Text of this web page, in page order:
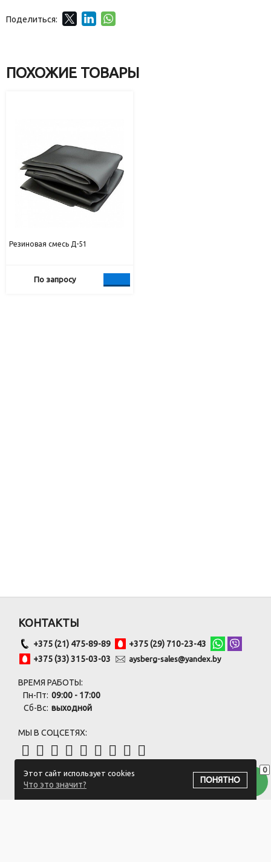
Поделиться:
ПОХОЖИЕ ТОВАРЫ
Резиновая смесь Д-51
По запросу
0
Этот сайт использует cookies
Что это значит?
ПОНЯТНО
КОНТАКТЫ
+375 (21) 475-89-89
+375 (29) 710-23-43
+375 (33) 315-03-03
aysberg-sales@yandex.by
ВРЕМЯ РАБОТЫ:
Пн-Пт: 09:00 - 17:00
Сб-Вс: выходной
МЫ В СОЦСЕТЯХ:
ПОДПИСАТЬСЯ НА РАССЫЛКУ